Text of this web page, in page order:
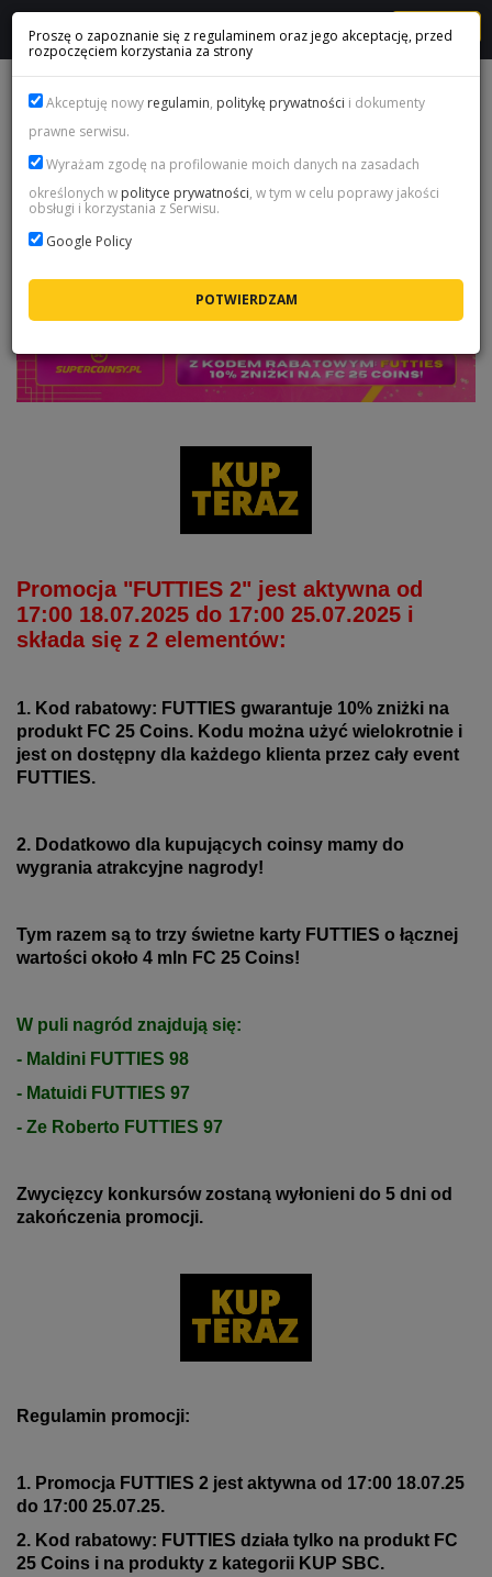
MENU
PROMOCJA FUTTIES 2 - FC 25
Promocja "FUTTIES 2" jest aktywna od
17:00 18.07.2025 do 17:00 25.07.2025 i
składa się z 2 elementów:
1. Kod rabatowy: FUTTIES gwarantuje 10% zniżki na
produkt FC 25 Coins. Kodu można użyć wielokrotnie i
jest on dostępny dla każdego klienta przez cały event
FUTTIES.
2. Dodatkowo dla kupujących coinsy mamy do
wygrania atrakcyjne nagrody!
Tym razem są to trzy świetne karty FUTTIES o łącznej
wartości około 4 mln FC 25 Coins!
W puli nagród znajdują się:
- Maldini FUTTIES 98
- Matuidi FUTTIES 97
- Ze Roberto FUTTIES 97
Zwycięzcy konkursów zostaną wyłonieni do 5 dni od
zakończenia promocji.
Regulamin promocji:
1. Promocja FUTTIES 2 jest aktywna od 17:00 18.07.25
do 17:00 25.07.25.
2. Kod rabatowy: FUTTIES działa tylko na produkt FC
25 Coins i na produkty z kategorii KUP SBC.
Proszę o zapoznanie się z regulaminem oraz jego akceptację, przed
rozpoczęciem korzystania za strony
Akceptuję nowy regulamin, politykę prywatności i dokumenty
prawne serwisu.
Wyrażam zgodę na profilowanie moich danych na zasadach
określonych w polityce prywatności, w tym w celu poprawy jakości
obsługi i korzystania z Serwisu.
Google Policy